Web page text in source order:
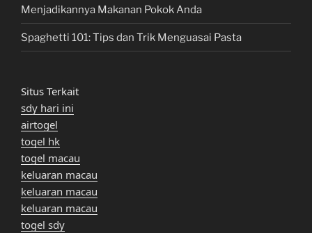
Menjadikannya Makanan Pokok Anda
Spaghetti 101: Tips dan Trik Menguasai Pasta
Situs Terkait
sdy hari ini
airtogel
togel hk
togel macau
keluaran macau
keluaran macau
keluaran macau
togel sdy